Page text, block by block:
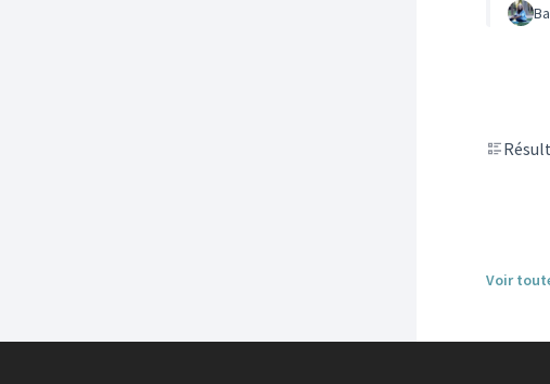
Voir